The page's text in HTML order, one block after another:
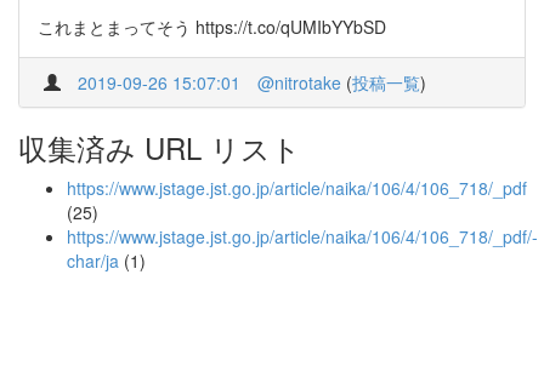
これまとまってそう https://t.co/qUMIbYYbSD
2019-09-26 15:07:01 @nitrotake (投稿一覧)
収集済み URL リスト
https://www.jstage.jst.go.jp/article/naika/106/4/106_718/_pdf
(25)
https://www.jstage.jst.go.jp/article/naika/106/4/106_718/_pdf/-
char/ja (1)